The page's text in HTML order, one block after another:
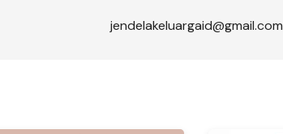
jendelakeluargaid@gmail.com